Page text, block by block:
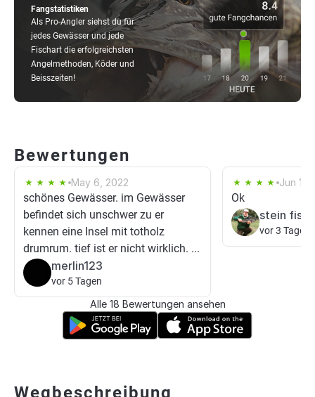
Fangstatistiken
Als Pro-Angler siehst du für
jedes Gewässer und jede
Fischart die erfolgreichsten
Angelmethoden, Köder und
Beisszeiten!
Bewertungen
May 6, 2022
schönes Gewässer. im Gewässer
befindet sich unschwer zu er
kennen eine Insel mit totholz
drumrum. tief ist er nicht wirklich. ...
merlin123
vor 5 Tagen
Jun 15,
Ok
stein
vor 3 Tagen
Alle 18 Bewertungen ansehen
Wegbeschreibung